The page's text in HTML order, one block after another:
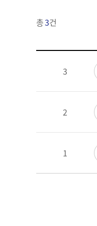
검
색
총3건
3
2
1